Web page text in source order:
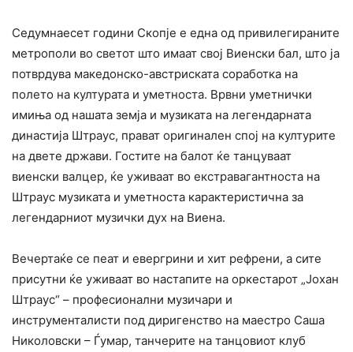
Седумнаесет години Скопје е една од привилегираните
метрополи во светот што имаат свој Виенски бал, што ја
потврдува македонско-австриската соработка на
полето на културата и уметноста. Врвни уметнички
имиња од нашата земја и музиката на легендарната
династија Штраус, прават оригинален спој на културите
на двете држави. Гостите на балот ќе танцуваат
виенски валцер, ќе уживаат во екстравагантноста на
Штраус музиката и уметноста кaрактеристична за
легендарниот музички дух на Виена.
Вечертаќе се пеат и евергрини и хит рефрени, а сите
присутни ќе уживаат во настапите на оркестарот „Јохан
Штраус“ – професионални музичари и
инструменталисти под диригенство на маестро Саша
Николовски – Ѓумар, танчерите на танцовиот клуб